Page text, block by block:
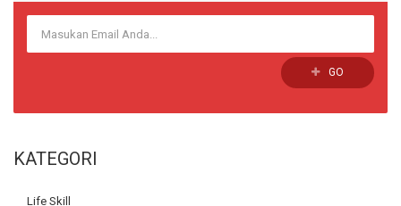
GO
KATEGORI
Life Skill